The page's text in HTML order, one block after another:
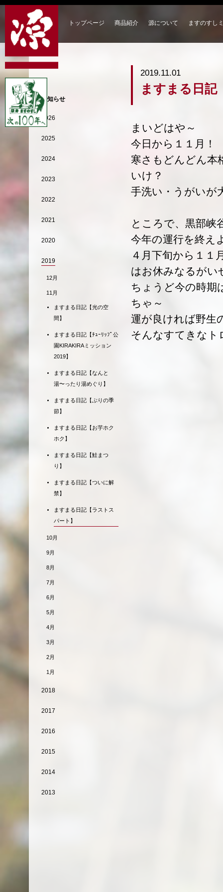
トップページ 商品紹介 源について ますのすし
2019.11.01
ますまる日記
まいどはや～
今日から１１月！
寒さもどんどん本
いけ？
手洗い・うがいが
ところで、黒部峡
今年の運行を終え
４月下旬から１１
はお休みなるがい
ちょうど今の時期
ちゃ～
運が良ければ野生
そんなすてきなト
お知らせ
2026
2025
2024
2023
2022
2021
2020
2019
12月
11月
ますまる日記【光の空
間】
ますまる日記【ﾁｭｰﾘｯﾌﾟ公
園KIRAKIRAミッション
2019】
ますまる日記【なんと
湯〜ったり湯めぐり】
ますまる日記【ぶりの季
節】
ますまる日記【お芋ホク
ホク】
ますまる日記【鮭まつ
り】
ますまる日記【ついに解
禁】
ますまる日記【ラストス
パート】
10月
9月
8月
7月
6月
5月
4月
3月
2月
1月
2018
2017
2016
2015
2014
2013